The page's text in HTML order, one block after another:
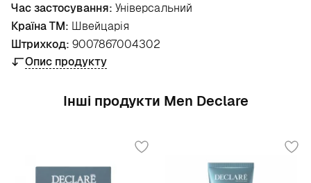
Час застосування: Універсальний
Країна ТМ: Швейцарія
Штрихкод: 9007867004302
Опис продукту
Інші продукти Men Declare